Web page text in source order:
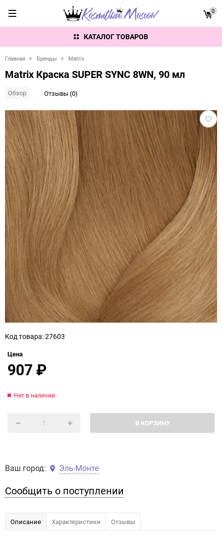
КАТАЛОГ ТОВАРОВ
0
Главная Бренды Matrix
Matrix Краска SUPER SYNC 8WN, 90 мл
Обзор Отзывы (0)
в
Код товара: 27603
Цена
907₽
В КОРЗИНУ
Нет в наличии
Ваш город: Эль-Монте
Сообщить о поступлении
Описание Характеристики Отзывы